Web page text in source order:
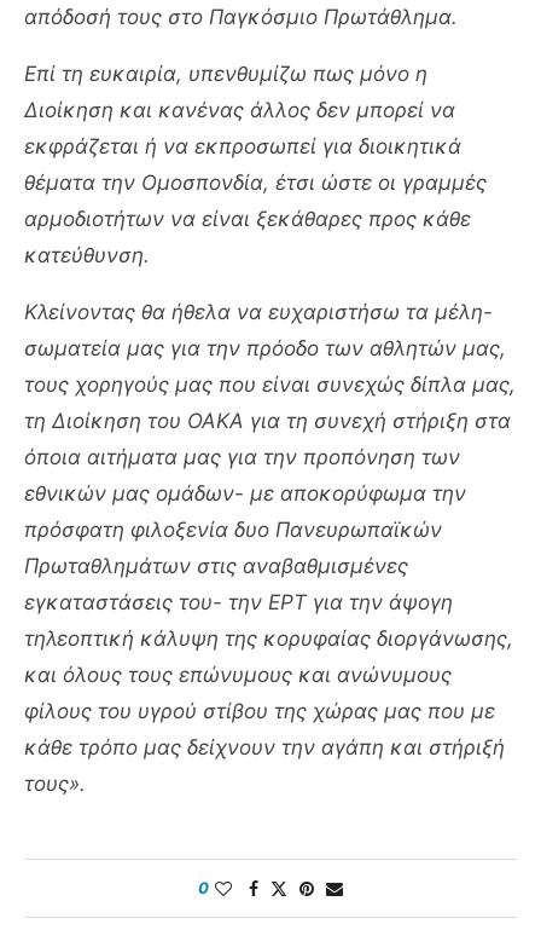
απόδοσή τους στο Παγκόσμιο Πρωτάθλημα.
Επί τη ευκαιρία, υπενθυμίζω πως μόνο η
Διοίκηση και κανένας άλλος δεν μπορεί να
εκφράζεται ή να εκπροσωπεί για διοικητικά
θέματα την Ομοσπονδία, έτσι ώστε οι γραμμές
αρμοδιοτήτων να είναι ξεκάθαρες προς κάθε
κατεύθυνση.
Κλείνοντας θα ήθελα να ευχαριστήσω τα μέλη-
σωματεία μας για την πρόοδο των αθλητών μας,
τους χορηγούς μας που είναι συνεχώς δίπλα μας,
τη Διοίκηση του ΟΑΚΑ για τη συνεχή στήριξη στα
όποια αιτήματα μας για την προπόνηση των
εθνικών μας ομάδων- με αποκορύφωμα την
πρόσφατη φιλοξενία δυο Πανευρωπαϊκών
Πρωταθλημάτων στις αναβαθμισμένες
εγκαταστάσεις του- την ΕΡΤ για την άψογη
τηλεοπτική κάλυψη της κορυφαίας διοργάνωσης,
και όλους τους επώνυμους και ανώνυμους
φίλους του υγρού στίβου της χώρας μας που με
κάθε τρόπο μας δείχνουν την αγάπη και στήριξή
τους».
0